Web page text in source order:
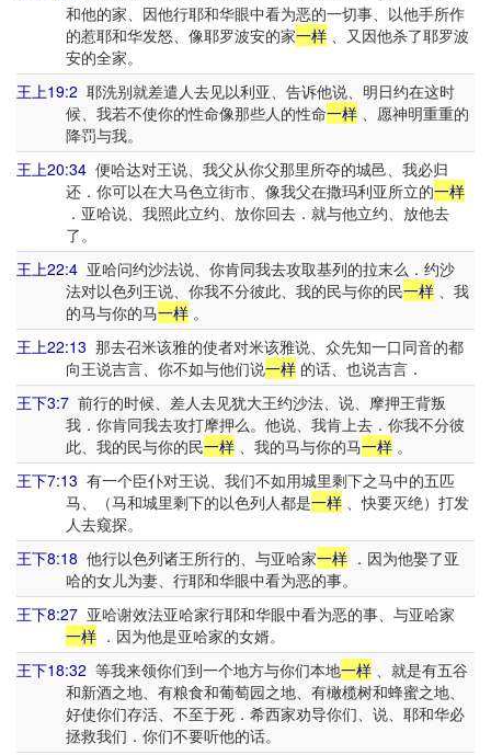
和他的家、因他行耶和华眼中看为恶的一切事、以他手所作
的惹耶和华发怒、像耶罗波安的家一样、又因他杀了耶罗波
安的全家。
王上19:2 耶洗别就差遣人去见以利亚、告诉他说、明日约在这时
候、我若不使你的性命像那些人的性命一样、愿神明重重的
降罚与我。
王上20:34 便哈达对王说、我父从你父那里所夺的城邑、我必归
还．你可以在大马色立街市、像我父在撒玛利亚所立的一样
．亚哈说、我照此立约、放你回去．就与他立约、放他去
了。
王上22:4 亚哈问约沙法说、你肯同我去攻取基列的拉末么．约沙
法对以色列王说、你我不分彼此、我的民与你的民一样、我
的马与你的马一样。
王上22:13 那去召米该雅的使者对米该雅说、众先知一口同音的都
向王说吉言、你不如与他们说一样的话、也说吉言．
王下3:7 前行的时候、差人去见犹大王约沙法、说、摩押王背叛
我．你肯同我去攻打摩押么。他说、我肯上去．你我不分彼
此、我的民与你的民一样、我的马与你的马一样。
王下7:13 有一个臣仆对王说、我们不如用城里剩下之马中的五匹
马、（马和城里剩下的以色列人都是一样、快要灭绝）打发
人去窥探。
王下8:18 他行以色列诸王所行的、与亚哈家一样 ．因为他娶了亚
哈的女儿为妻、行耶和华眼中看为恶的事。
王下8:27 亚哈谢效法亚哈家行耶和华眼中看为恶的事、与亚哈家
一样．因为他是亚哈家的女婿。
王下18:32 等我来领你们到一个地方与你们本地一样 、就是有五谷
和新酒之地、有粮食和葡萄园之地、有橄榄树和蜂蜜之地、
好使你们存活、不至于死．希西家劝导你们、说、耶和华必
拯救我们．你们不要听他的话。